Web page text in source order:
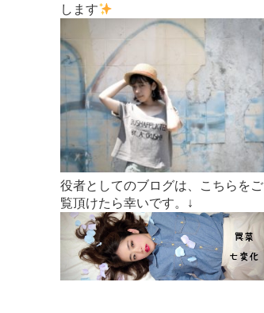
します
役者としてのブログは、こちらをご
覧頂けたら幸いです。↓